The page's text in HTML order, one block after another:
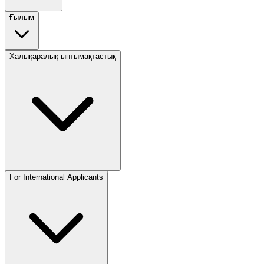
Ғылым
Халықаралық ынтымақтастық
For International Applicants